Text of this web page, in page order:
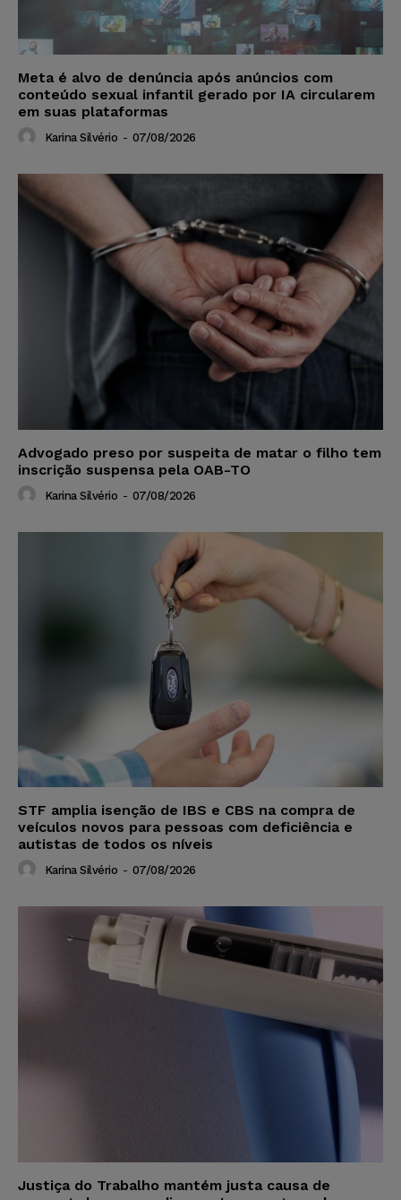
Meta é alvo de denúncia após anúncios com
conteúdo sexual infantil gerado por IA circularem
em suas plataformas
Karina Silvério - 07/08/2026
Advogado preso por suspeita de matar o filho tem
inscrição suspensa pela OAB-TO
Karina Silvério - 07/08/2026
STF amplia isenção de IBS e CBS na compra de
veículos novos para pessoas com deficiência e
autistas de todos os níveis
Karina Silvério - 07/08/2026
Justiça do Trabalho mantém justa causa de